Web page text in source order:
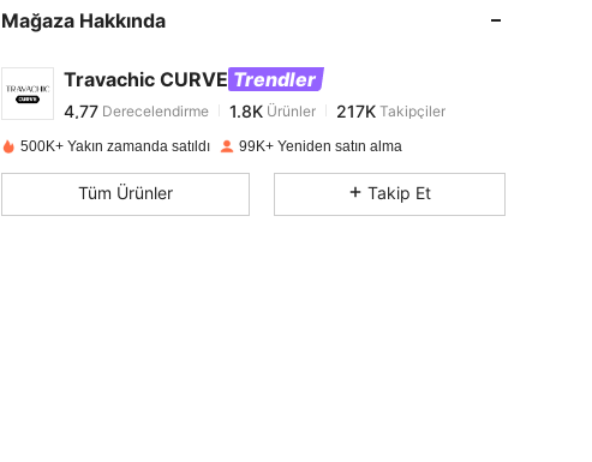
Mağaza Hakkında
Travachic CURVE Trendler
4,77
4,77 Derecelendirme 1.8KÜrünler
f***k 1 gün öncekadar ödedi
500K+ Yakın zamanda satıldı 99K+ Yeniden satın alma
Tüm Ürünler Takip Et